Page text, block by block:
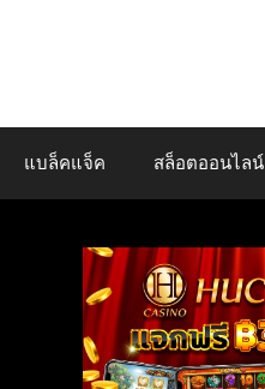
แบล็คแจ็ค สล็อตออนไลน์